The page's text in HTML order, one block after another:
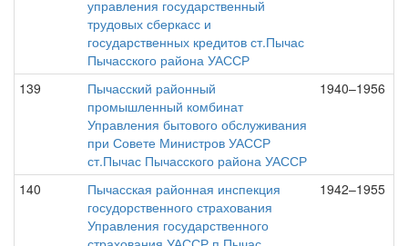
управления государственный
трудовых сберкасс и
государственных кредитов ст.Пычас
Пычасского района УАССР
139
Пычасский районный
промышленный комбинат
Управления бытового обслуживания
при Совете Министров УАССР
ст.Пычас Пычасского района УАССР
1940–1956
140
Пычасская районная инспекция
госудорственного страхования
Управления государственного
1942–1955